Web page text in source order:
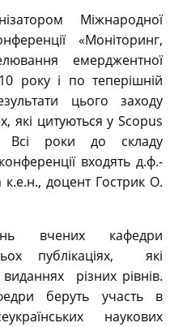
Міжнародної
«Моніторинг,
емерджентної
року і по теперішній
цього заходу
які цитуються у Scopus
роки до складу
входять д.ф.-
доцент Гострик О.
вчених кафедри
публікаціях, які
різних рівнів.
беруть участь в
наукових